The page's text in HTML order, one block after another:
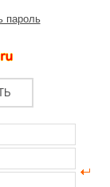
пароль